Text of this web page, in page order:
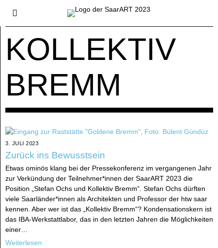
KOLLEKTIV
BREMM
3. JULI 2023
Zurück ins Bewusstsein
Etwas ominös klang bei der Pressekonferenz im vergangenen Jahr
zur Verkündung der Teilnehmer*innen der SaarART 2023 die
Position „Stefan Ochs und Kollektiv Bremm“. Stefan Ochs dürften
viele Saarländer*innen als Architekten und Professor der htw saar
kennen. Aber wer ist das „Kollektiv Bremm“? Kondensationskern ist
das IBA-Werkstattlabor, das in den letzten Jahren die Möglichkeiten
einer…
Weiterlesen